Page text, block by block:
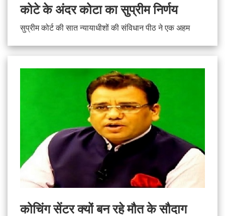
कोटे के अंदर कोटा का सुप्रीम निर्णय
सुप्रीम कोर्ट की सात न्यायाधीशों की संविधान पीठ ने एक अहम
कोचिंग सेंटर क्यों बन रहे मौत के सौदाग